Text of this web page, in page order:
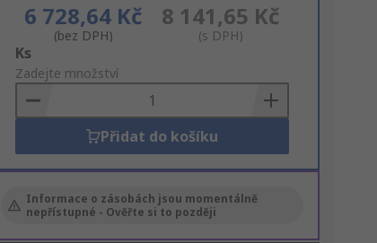
6 728,64 Kč
(bez DPH)
8 141,65 Kč
(s DPH)
Add
to
Basket
Ks
Zadejte množství
Přidat do košíku
Informace o zásobách jsou momentálně
nepřístupné - Ověřte si to později